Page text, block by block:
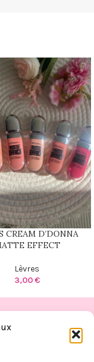
CREAM D’DONNA
EFFECT
Lèvres
3,00€